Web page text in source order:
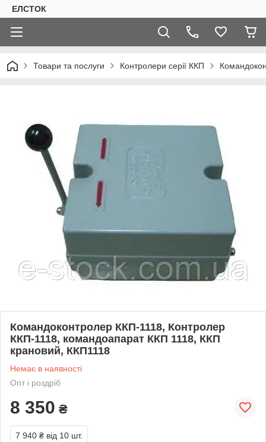
ЕЛСТОК
Товари та послуги Контролери серії ККП
Командоконтролер ККП-1118, Контролер
ККП-1118, командоапарат ККП 1118, ККП
крановий, ККП1118
Немає в наявності
Опт і роздріб
8 350 ₴
7 940 ₴ від 10 шт.